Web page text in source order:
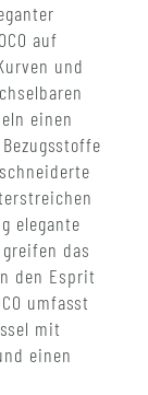
auf
und
einen
elegante
das
den Esprit
umfasst
mit
einen